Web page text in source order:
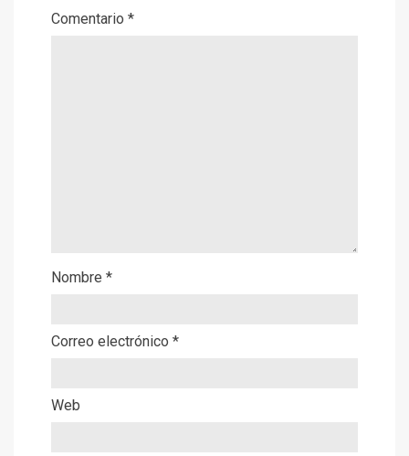
Comentario *
Nombre *
Correo electrónico *
Web